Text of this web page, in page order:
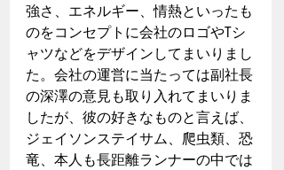
強さ、エネルギー、情熱といったも
のをコンセプトに会社のロゴやTシ
ャツなどをデザインしてまいりまし
た。会社の運営に当たっては副社長
の深澤の意見も取り入れてまいりま
したが、彼の好きなものと言えば、
ジェイソンステイサム、爬虫類、恐
竜、本人も長距離ランナーの中では